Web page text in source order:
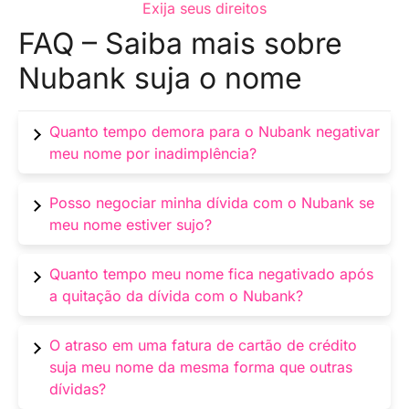
Exija seus direitos
FAQ – Saiba mais sobre
Nubank suja o nome
Quanto tempo demora para o Nubank negativar
meu nome por inadimplência?
O Nubank normalmente inicia o processo de
negativação após 60 dias de atraso no
Posso negociar minha dívida com o Nubank se
meu nome estiver sujo?
Sim, o Nubank oferece opções de negociação
de dívidas para ajudar os clientes a
regularizarem sua situação.
Quanto tempo meu nome fica negativado após
a quitação da dívida com o Nubank?
Após a quitação da dívida, o Nubank costuma
retirar a restrição de crédito em até 5 dias úteis.
O atraso em uma fatura de cartão de crédito
suja meu nome da mesma forma que outras
dívidas?